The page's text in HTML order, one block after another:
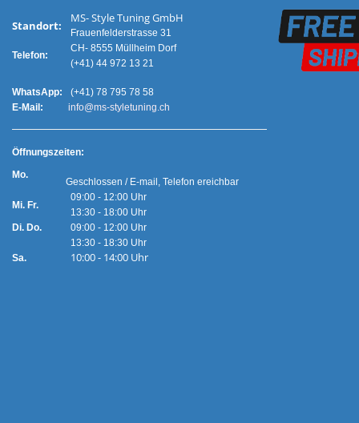
Standort:
Telefon:
MS- Style Tuning GmbH
Frauenfelderstrasse 31
CH- 8555 Müllheim Dorf
(+41) 44 972 13 21
WhatsApp:
(+41) 78 795 78 58
E-Mail:
info@ms-styletuning.ch
Öffnungszeiten:
Mo.
Mi. Fr.
Geschlossen / E-mail, Telefon ereichbar
09:00 - 12:00 Uhr
13:30 - 18:00 Uhr
Di. Do.
Sa.
09:00 - 12:00 Uhr
13:30 - 18:30 Uhr
10:00 - 14:00 Uhr